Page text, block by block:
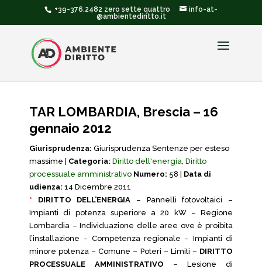
+39-376.2482 zero sette quattro
info-at-
@ambientediritto.it
TAR LOMBARDIA, Brescia – 16
gennaio 2012
Giurisprudenza: Giurisprudenza Sentenze per esteso
massime | Categoria: Diritto dell'energia, Diritto
processuale amministrativo Numero: 58 | Data di
udienza: 14 Dicembre 2011
* DIRITTO DELL’ENERGIA – Pannelli fotovoltaici –
Impianti di potenza superiore a 20 kW – Regione
Lombardia – Individuazione delle aree ove è proibita
l’installazione – Competenza regionale – Impianti di
minore potenza – Comune – Poteri – Limiti – DIRITTO
PROCESSUALE AMMINISTRATIVO – Lesione di